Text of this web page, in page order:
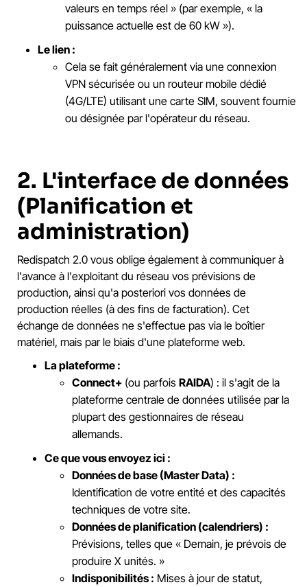
valeurs en temps réel » (par exemple, « la
puissance actuelle est de 60 kW »).
Le lien :
Cela se fait généralement via une connexion
VPN sécurisée ou un routeur mobile dédié
(4G/LTE) utilisant une carte SIM, souvent fournie
ou désignée par l'opérateur du réseau.
2. L'interface de données
(Planification et
administration)
Redispatch 2.0 vous oblige également à communiquer à
l'avance à l'exploitant du réseau vos prévisions de
production, ainsi qu'a posteriori vos données de
production réelles (à des fins de facturation). Cet
échange de données ne s'effectue pas via le boîtier
matériel, mais par le biais d'une plateforme web.
La plateforme :
Connect+ (ou parfois RAIDA) : il s'agit de la
plateforme centrale de données utilisée par la
plupart des gestionnaires de réseau
allemands.
Ce que vous envoyez ici :
Données de base (Master Data) :
Identification de votre entité et des capacités
techniques de votre site.
Données de planification (calendriers) :
Prévisions, telles que « Demain, je prévois de
produire X unités. »
Indisponibilités : Mises à jour de statut,